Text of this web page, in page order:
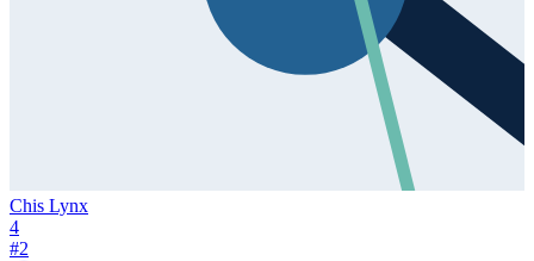
Chis Lynx
4
#2